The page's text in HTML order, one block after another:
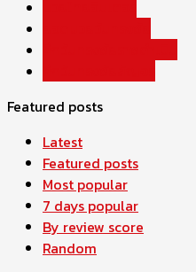
Featured posts
Latest
Featured posts
Most popular
7 days popular
By review score
Random